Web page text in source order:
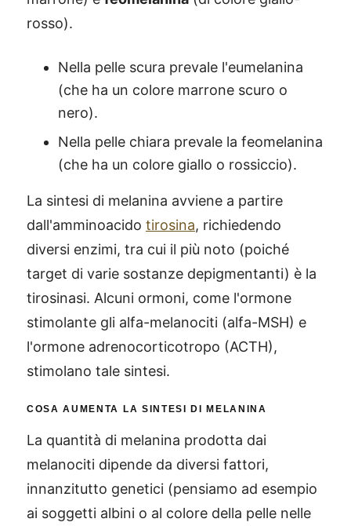
rosso).
Nella pelle scura prevale l'eumelanina
(che ha un colore marrone scuro o
nero).
Nella pelle chiara prevale la feomelanina
(che ha un colore giallo o rossiccio).
La sintesi di melanina avviene a partire
dall'amminoacido tirosina, richiedendo
diversi enzimi, tra cui il più noto (poiché
target di varie sostanze depigmentanti) è la
tirosinasi. Alcuni ormoni, come l'ormone
stimolante gli alfa-melanociti (alfa-MSH) e
l'ormone adrenocorticotropo (ACTH),
stimolano tale sintesi.
COSA AUMENTA LA SINTESI DI MELANINA
La quantità di melanina prodotta dai
melanociti dipende da diversi fattori,
innanzitutto genetici (pensiamo ad esempio
ai soggetti albini o al colore della pelle nelle